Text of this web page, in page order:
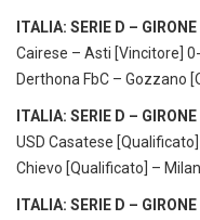
ITALIA: SERIE D –
Cairese – Asti [Vincitore]
Derthona FbC – Gozzano
ITALIA: SERIE D –
USD Casatese
Chievo [Qualificato] –
ITALIA: SERIE D –